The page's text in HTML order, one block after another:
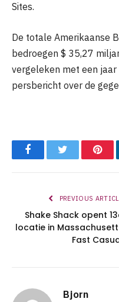
Sites.
De totale Amerikaanse
bedroegen $ 35,27
vergeleken met een
persbericht over de
FacebookTwitter
PREVIOUS
Shake Shack opent
locatie in
Fast
Bjorn